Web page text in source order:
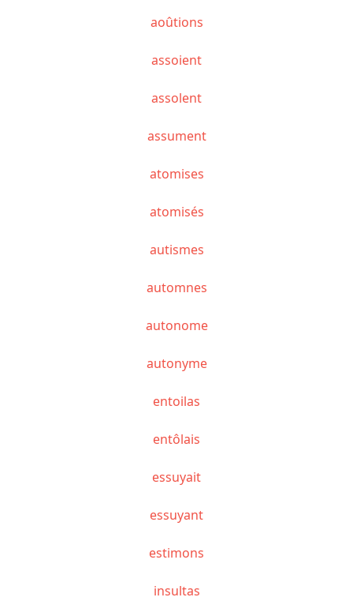
aoûtions
assoient
assolent
assument
atomises
atomisés
autismes
automnes
autonome
autonyme
entoilas
entôlais
essuyait
essuyant
estimons
insultas